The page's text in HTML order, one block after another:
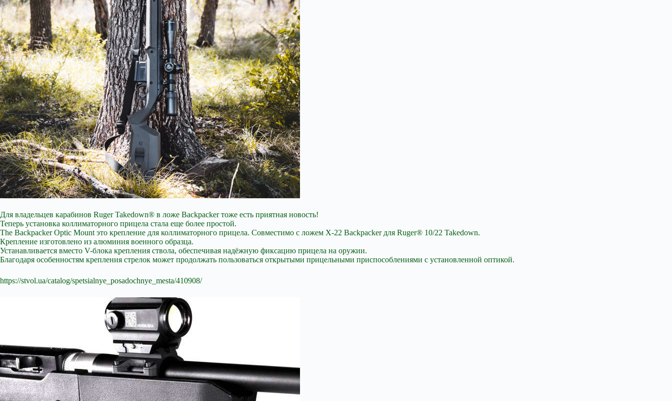
Для владельцев карабинов Ruger Takedown® в ложе Backpacker тоже есть приятная новость!
Теперь установка коллиматорного прицела стала еще более простой.
The Backpacker Optic Mount это крепление для коллиматорного прицела. Совместимо с ложем X-22 Backpacker для Ruger® 10/22 Takedown.
Крепление изготовлено из алюминия военного образца.
Устанавливается вместо V-блока крепления ствола, обеспечивая надёжную фиксацию прицела на оружии.
Благодаря особенностям крепления стрелок может продолжать пользоваться открытыми прицельными приспособлениями с установленной оптикой.
https://stvol.ua/catalog/spetsialnye_posadochnye_mesta/410908/